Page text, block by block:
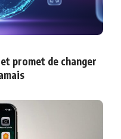
promet de changer